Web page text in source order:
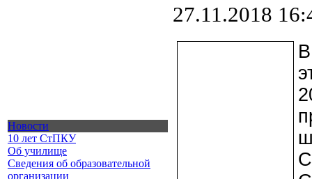
Новости
10 лет СтПКУ
Об училище
Сведения об образовательной
организации
27.11.2018